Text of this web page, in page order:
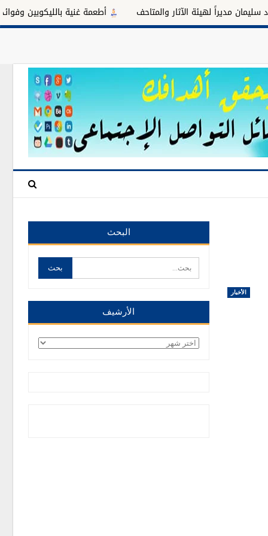
لهيئة الآثار والمتاحف أطعمة غنية بالليكوبين وفوائدها
الأخبار
البحث
الأرشيف
الأرشيف